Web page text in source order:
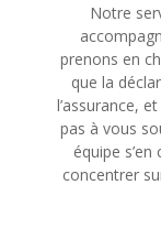
Notre
prenons en
que la
l’assurance,
pas à vous
équipe
concentrer